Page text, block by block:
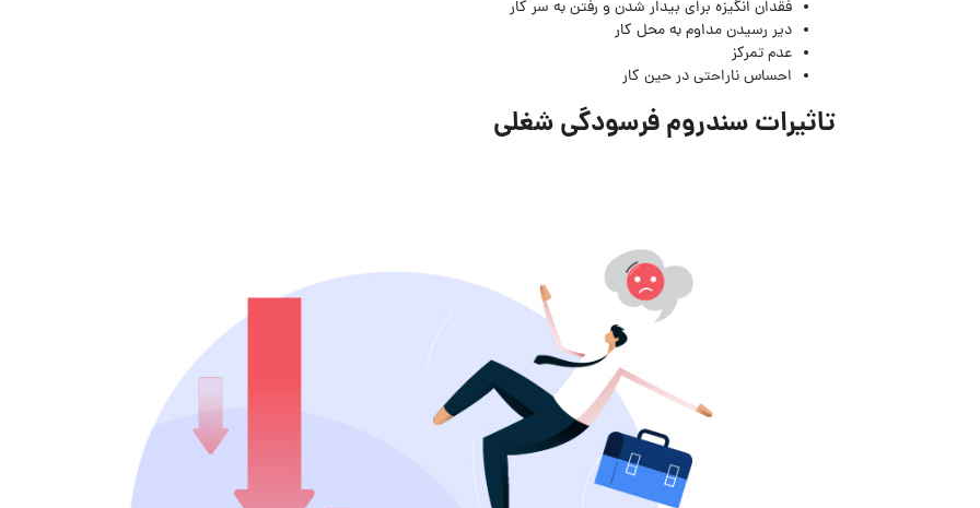
فقدان انگیزه برای بیدار شدن و رفتن به سر کار
دیر رسیدن مداوم به محل کار
عدم تمرکز
احساس ناراحتی در حین کار
تاثیرات سندروم فرسودگی شغلی